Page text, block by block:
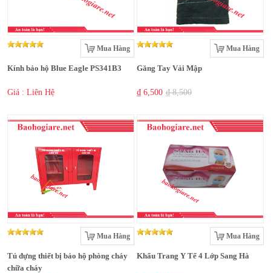
Mua Hàng
Kính bảo hộ Blue Eagle PS341B3
Giá : Liên Hệ
Mua Hàng
Găng Tay Vải Mập
₫ 6,500 ₫ 8,500
Mua Hàng
Tủ đựng thiết bị bảo hộ phòng cháy
chữa cháy
Mua Hàng
Khẩu Trang Y Tế 4 Lớp Sang Hà